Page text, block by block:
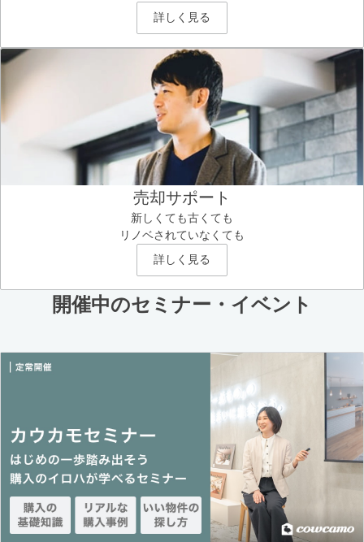
詳しく見る
売却サポート
新しくても古くても
リノベされていなくても
詳しく見る
開催中のセミナー・イベント